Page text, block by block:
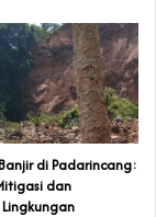
di Padarincang:
dan